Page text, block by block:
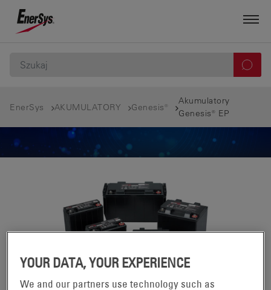
EnerSys AKUMULATORY Genesis®
Akumulatory
Genesis® EP
YOUR DATA, YOUR EXPERIENCE
We and our partners use technology such as